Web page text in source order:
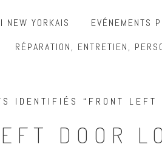
NEW YORKAIS EVÉNEMENTS
RÉPARATION, ENTRETIEN,
IDENTIFIÉS “FRONT LEFT
DOOR